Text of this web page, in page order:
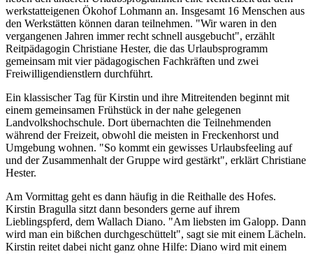
werkstatteigenen Ökohof Lohmann an. Insgesamt 16 Menschen aus
den Werkstätten können daran teilnehmen. "Wir waren in den
vergangenen Jahren immer recht schnell ausgebucht", erzählt
Reitpädagogin Christiane Hester, die das Urlaubsprogramm
gemeinsam mit vier pädagogischen Fachkräften und zwei
Freiwilligendienstlern durchführt.
Ein klassischer Tag für Kirstin und ihre Mitreitenden beginnt mit
einem gemeinsamen Frühstück in der nahe gelegenen
Landvolkshochschule. Dort übernachten die Teilnehmenden
während der Freizeit, obwohl die meisten in Freckenhorst und
Umgebung wohnen. "So kommt ein gewisses Urlaubsfeeling auf
und der Zusammenhalt der Gruppe wird gestärkt", erklärt Christiane
Hester.
Am Vormittag geht es dann häufig in die Reithalle des Hofes.
Kirstin Bragulla sitzt dann besonders gerne auf ihrem
Lieblingspferd, dem Wallach Diano. "Am liebsten im Galopp. Dann
wird man ein bißchen durchgeschüttelt", sagt sie mit einem Lächeln.
Kirstin reitet dabei nicht ganz ohne Hilfe: Diano wird mit einem